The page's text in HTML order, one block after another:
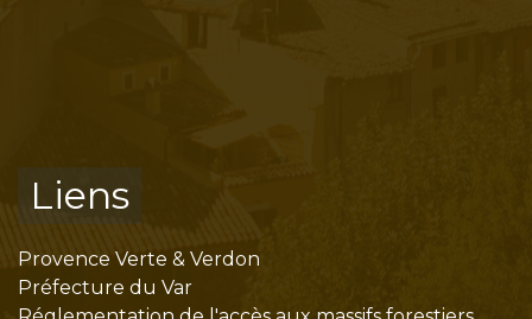
Liens
Provence Verte & Verdon
Préfecture du Var